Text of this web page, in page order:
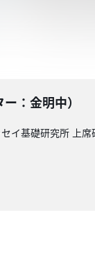
：金明中）
イ基礎研究所 上